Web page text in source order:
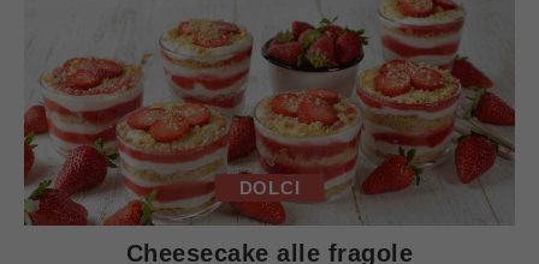
DOLCI
Cheesecake alle fragole